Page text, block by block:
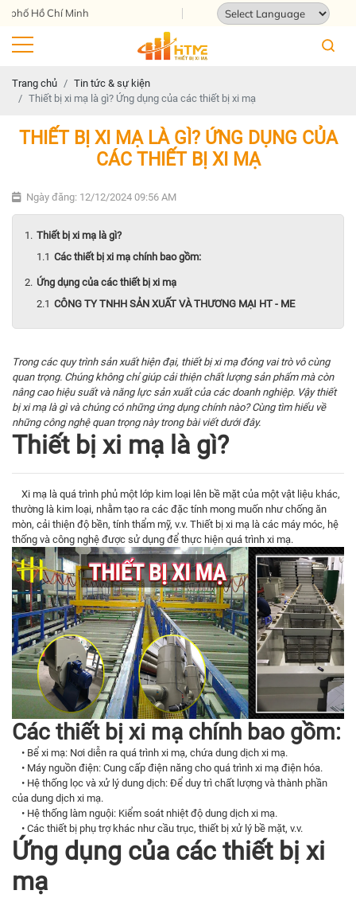
Chí Minh
Trang chủ
Tin tức & sự kiện
Thiết bị xi mạ là gì? Ứng dụng của các thiết bị xi mạ
THIẾT BỊ XI MẠ LÀ GÌ? ỨNG DỤNG CỦA
CÁC THIẾT BỊ XI MẠ
Ngày đăng: 12/12/2024 09:56 AM
Thiết bị xi mạ là gì?
Các thiết bị xi mạ chính bao gồm:
Ứng dụng của các thiết bị xi mạ
CÔNG TY TNHH SẢN XUẤT VÀ THƯƠNG MẠI HT - ME
Trong các quy trình sản xuất hiện đại, thiết bị xi mạ đóng vai trò vô cùng
quan trọng. Chúng không chỉ giúp cải thiện chất lượng sản phẩm mà còn
nâng cao hiệu suất và năng lực sản xuất của các doanh nghiệp. Vậy thiết
bị xi mạ là gì và chúng có những ứng dụng chính nào? Cùng tìm hiểu về
những công nghệ quan trọng này trong bài viết dưới đây.
Thiết bị xi mạ là gì?
Xi mạ là quá trình phủ một lớp kim loại lên bề mặt của một vật liệu khác,
thường là kim loại, nhằm tạo ra các đặc tính mong muốn như chống ăn
mòn, cải thiện độ bền, tính thẩm mỹ, v.v. Thiết bị xi mạ là các máy móc, hệ
thống và công nghệ được sử dụng để thực hiện quá trình xi mạ.
Các thiết bị xi mạ chính bao gồm:
• Bể xi mạ: Nơi diễn ra quá trình xi mạ, chứa dung dịch xi mạ.
• Máy nguồn điện: Cung cấp điện năng cho quá trình xi mạ điện hóa.
• Hệ thống lọc và xử lý dung dịch: Để duy trì chất lượng và thành phần
của dung dịch xi mạ.
• Hệ thống làm nguội: Kiểm soát nhiệt độ dung dịch xi mạ.
• Các thiết bị phụ trợ khác như cầu trục, thiết bị xử lý bề mặt, v.v.
Ứng dụng của các thiết bị xi
mạ